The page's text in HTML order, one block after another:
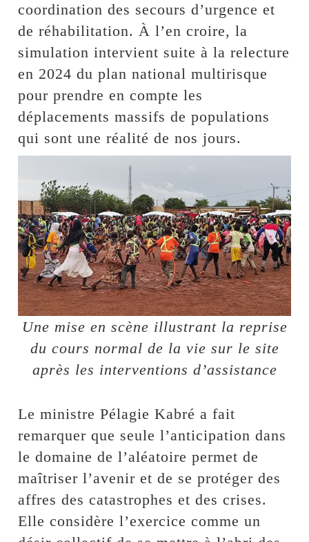
coordination des secours d’urgence et
de réhabilitation. À l’en croire, la
simulation intervient suite à la relecture
en 2024 du plan national multirisque
pour prendre en compte les
déplacements massifs de populations
qui sont une réalité de nos jours.
Une mise en scène illustrant la reprise
du cours normal de la vie sur le site
après les interventions d’assistance
Le ministre Pélagie Kabré a fait
remarquer que seule l’anticipation dans
le domaine de l’aléatoire permet de
maîtriser l’avenir et de se protéger des
affres des catastrophes et des crises.
Elle considère l’exercice comme un